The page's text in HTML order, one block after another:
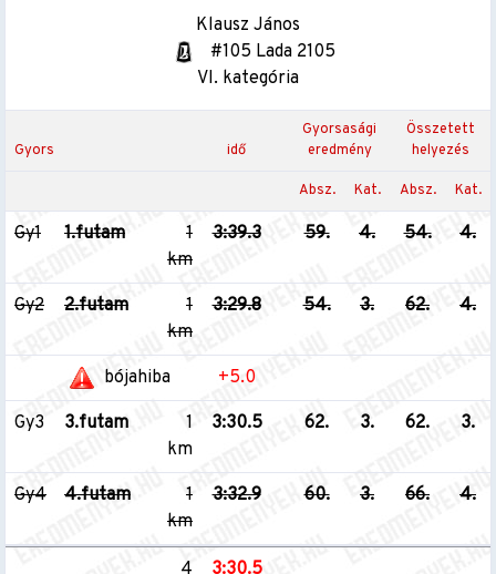
Klausz János
#105 Lada 2105
VI. kategória
Gyors idő
Gyorsasági
eredmény
Összetett
helyezés
Absz. Kat. Absz. Kat.
Gy1 1.futam
1
km
3:39.3 59. 4. 54. 4.
Gy2 2.futam
1
km
3:29.8 54. 3. 62. 4.
bójahiba +5.0
Gy3 3.futam
1
km
3:30.5 62. 3. 62. 3.
Gy4 4.futam
1
km
3:32.9 60. 3. 66. 4.